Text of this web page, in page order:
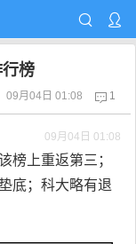
榜
09月04日 01:08 1
09月04日 01:08
榜上重返第三；
底；科大略有退